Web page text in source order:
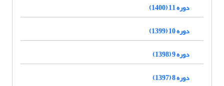
دوره 11 (1400)
دوره 10 (1399)
دوره 9 (1398)
دوره 8 (1397)